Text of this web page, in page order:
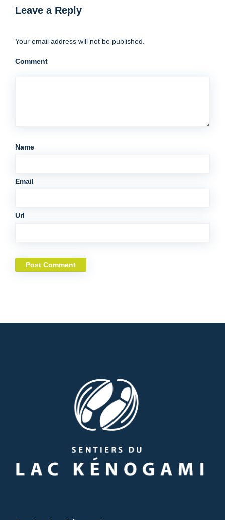
Leave a Reply
Your email address will not be published.
Comment
Name
Email
Url